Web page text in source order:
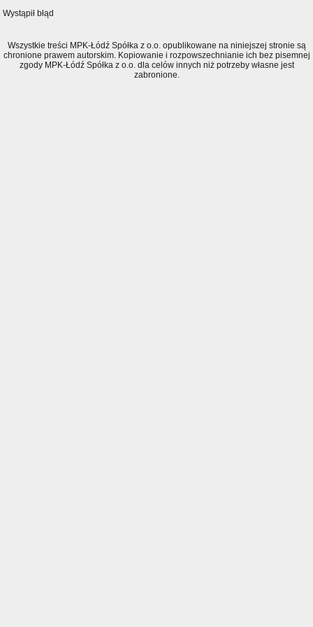
Wystąpił błąd
Wszystkie treści MPK-Łódź Spółka z o.o. opublikowane na niniejszej stronie są
chronione prawem autorskim. Kopiowanie i rozpowszechnianie ich bez pisemnej
zgody MPK-Łódź Spółka z o.o. dla celów innych niż potrzeby własne jest
zabronione.